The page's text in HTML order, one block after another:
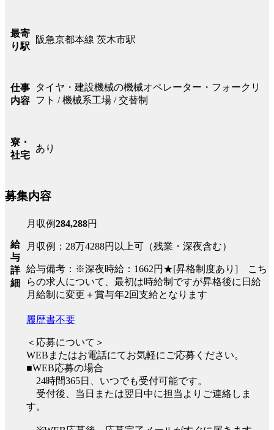
最寄
り駅
阪急京都本線 茨木市駅
仕事
内容
タイヤ・建設機械の機械オペレーター・フォークリ
フト / 機械系工場 / 交替制
寮・
社宅
あり
募集内容
給
与
詳
細
月収例284,288円
月収例：28万4288円以上可（残業・深夜含む）
給与備考：※深夜時給：1662円★[昇格制度あり] こち
らの求人について、最初は時給制ですが昇格後に日給
月給制に変更＋賞与年2回支給となります
履歴書不要
＜応募について＞
WEBまたはお電話にてお気軽にご応募ください。
■WEB応募の場合
24時間365日、いつでも受付可能です。
受付後、当日または翌日中に担当よりご連絡しま
す。